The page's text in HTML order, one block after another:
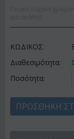
ΚΩΔΙΚΟΣ:
Διαθεσιμότητα:
Ποσότητα:
ΠΡΟΣΘΉΚΗ